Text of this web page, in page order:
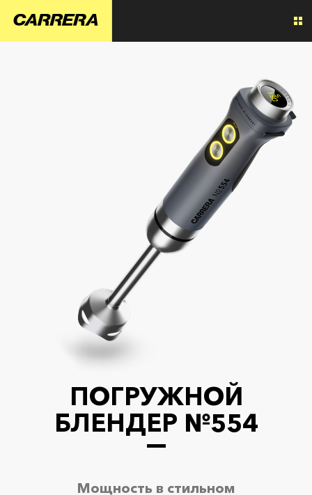
ПОГРУЖНОЙ
БЛЕНДЕР №554
Мощность в стильном